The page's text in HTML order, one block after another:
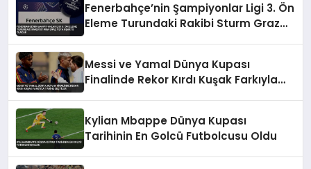
Fenerbahçe’nin Şampiyonlar Ligi 3. Ön
Eleme Turundaki Rakibi Sturm Graz
Messi ve Yamal Dünya Kupası
Finalinde Rekor Kırdı Kuşak Farkıyla
Kylian Mbappe Dünya Kupası
Tarihinin En Golcü Futbolcusu Oldu